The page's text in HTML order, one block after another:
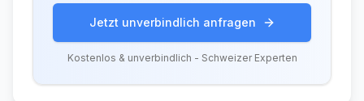
Jetzt unverbindlich anfragen
Kostenlos & unverbindlich - Schweizer Experten